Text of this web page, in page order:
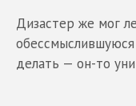
Дизастер же мог
делать — он-то